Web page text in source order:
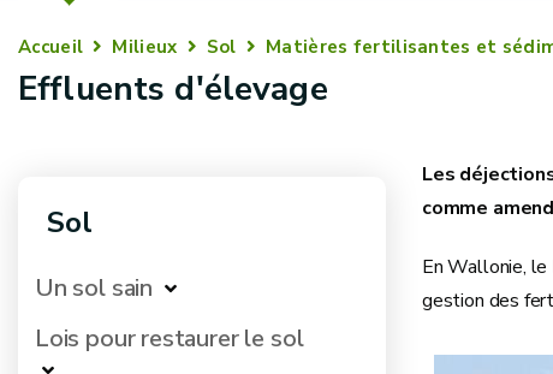
Accueil Milieux Sol Matières fertilisantes et
Effluents d'élevage
Sol
Un sol sain
Lois pour restaurer le sol
Les
comme
En Wallonie,
gestion des